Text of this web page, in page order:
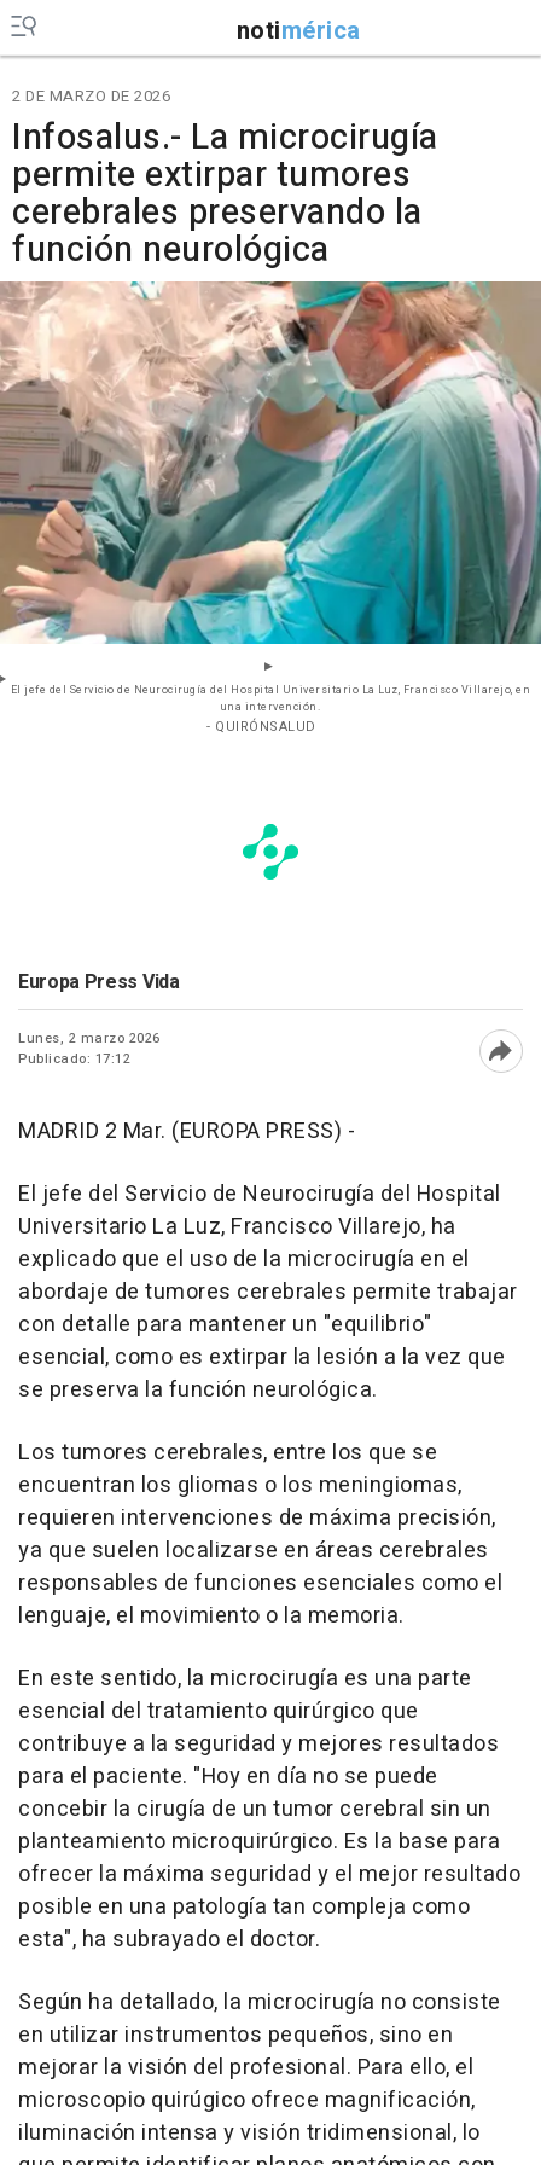
notimérica
2 DE MARZO DE 2026
Infosalus.- La microcirugía
permite extirpar tumores
cerebrales preservando la
función neurológica
El jefe del Servicio de Neurocirugía del Hospital Universitario La Luz, Francisco Villarejo, en
una intervención.
- QUIRÓNSALUD
Europa Press Vida
Lunes, 2 marzo 2026
Publicado: 17:12
MADRID 2 Mar. (EUROPA PRESS) -
El jefe del Servicio de Neurocirugía del Hospital
Universitario La Luz, Francisco Villarejo, ha
explicado que el uso de la microcirugía en el
abordaje de tumores cerebrales permite trabajar
con detalle para mantener un "equilibrio"
esencial, como es extirpar la lesión a la vez que
se preserva la función neurológica.
Los tumores cerebrales, entre los que se
encuentran los gliomas o los meningiomas,
requieren intervenciones de máxima precisión,
ya que suelen localizarse en áreas cerebrales
responsables de funciones esenciales como el
lenguaje, el movimiento o la memoria.
En este sentido, la microcirugía es una parte
esencial del tratamiento quirúrgico que
contribuye a la seguridad y mejores resultados
para el paciente. "Hoy en día no se puede
concebir la cirugía de un tumor cerebral sin un
planteamiento microquirúrgico. Es la base para
ofrecer la máxima seguridad y el mejor resultado
posible en una patología tan compleja como
esta", ha subrayado el doctor.
Según ha detallado, la microcirugía no consiste
en utilizar instrumentos pequeños, sino en
mejorar la visión del profesional. Para ello, el
microscopio quirúgico ofrece magnificación,
iluminación intensa y visión tridimensional, lo